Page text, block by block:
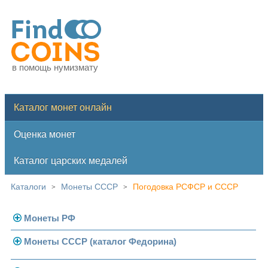
в помощь нумизмату
Каталог монет онлайн
Оценка монет
Каталог царских медалей
Каталоги > Монеты СССР > Погодовка РСФСР и СССР
Монеты РФ
Современная Россия
Монеты СССР (каталог Федорина)